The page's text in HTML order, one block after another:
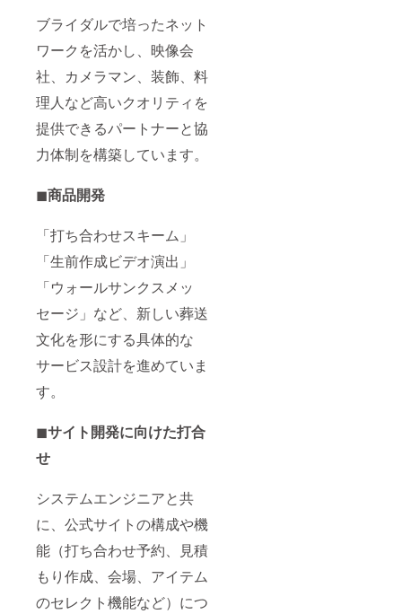
ブライダルで培ったネット
ワークを活かし、映像会
社、カメラマン、装飾、料
理人など高いクオリティを
提供できるパートナーと協
力体制を構築しています。
◼︎商品開発
「打ち合わせスキーム」
「生前作成ビデオ演出」
「ウォールサンクスメッ
セージ」など、新しい葬送
文化を形にする具体的な
サービス設計を進めていま
す。
◼︎サイト開発に向けた打合
せ
システムエンジニアと共
に、公式サイトの構成や機
能（打ち合わせ予約、見積
もり作成、会場、アイテム
のセレクト機能など）につ